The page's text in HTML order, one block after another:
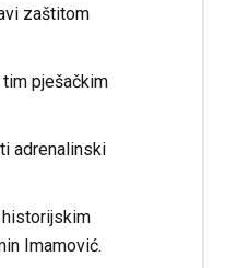
zaštitom
pješačkim
adrenalinski
historijskim
Imamović.